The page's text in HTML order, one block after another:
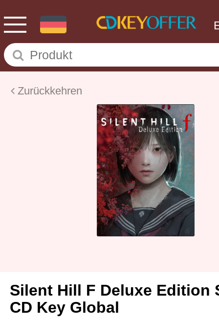
Zurückkehren
Silent Hill F Deluxe Edition
CD Key Global